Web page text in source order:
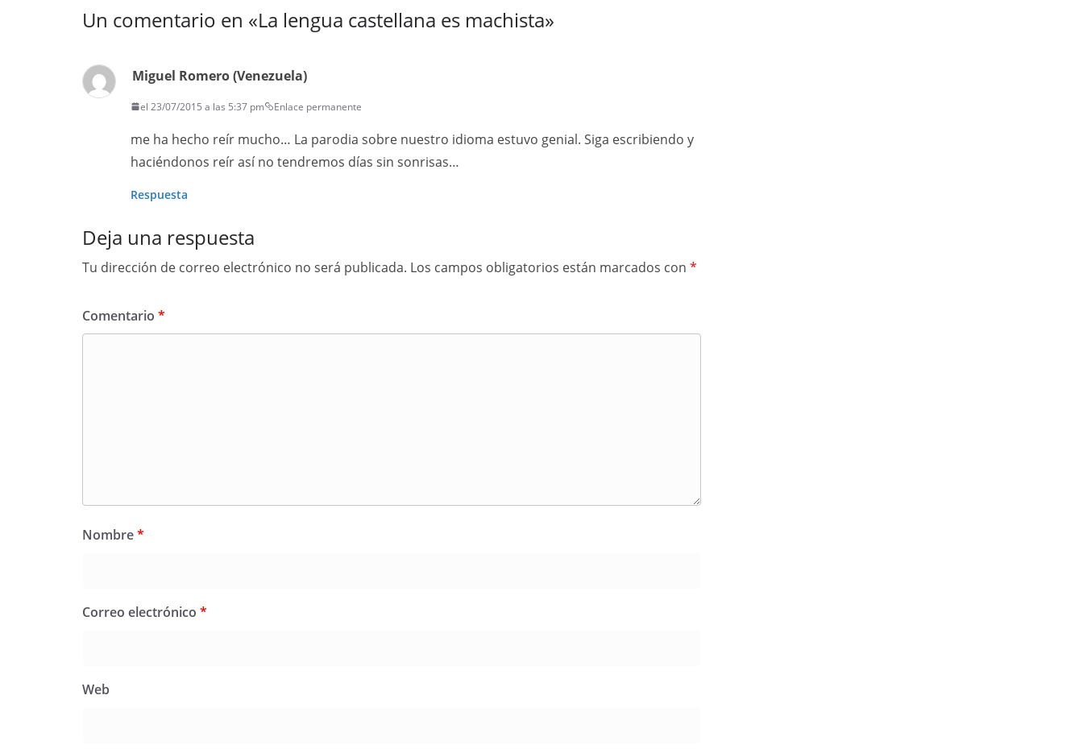
Un comentario en «La lengua castellana es machista»
Miguel Romero (Venezuela)
el 23/07/2015 a las 5:37 pm Enlace permanente
me ha hecho reír mucho… La parodia sobre nuestro idioma estuvo genial. Siga escribiendo y
haciéndonos reír así no tendremos días sin sonrisas…
Respuesta
Deja una respuesta
Tu dirección de correo electrónico no será publicada. Los campos obligatorios están marcados con *
Comentario *
Nombre*
Correo electrónico *
Web